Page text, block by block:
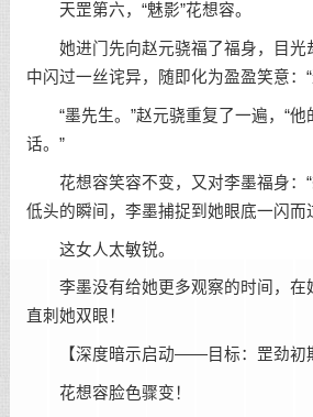
天罡第六，“魅影”花想容。
她进门先向赵元骁福了福身，目光
中闪过一丝诧异，随即化为盈盈笑意：
“墨先生。”赵元骁重复了一遍，“他
话。”
花想容笑容不变，又对李墨福身：“
低头的瞬间，李墨捕捉到她眼底一闪而
这女人太敏锐。
李墨没有给她更多观察的时间，在
直刺她双眼！
【深度暗示启动——目标：罡劲初期
花想容脸色骤变！